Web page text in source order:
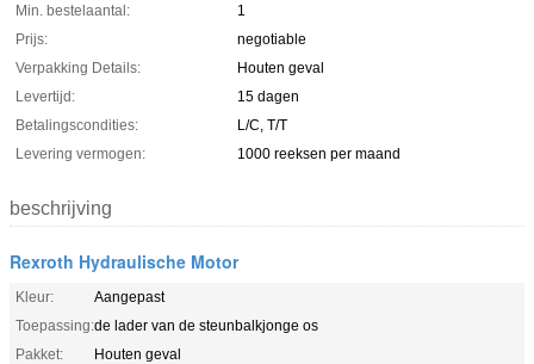
Min. bestelaantal:
1
Prijs:
negotiable
Verpakking Details:
Houten geval
Levertijd:
15 dagen
Betalingscondities:
L/C, T/T
Levering vermogen:
1000 reeksen per maand
beschrijving
Rexroth Hydraulische Motor
Kleur:
Aangepast
Toepassing:de lader van de steunbalkjonge os
Pakket:
Houten geval